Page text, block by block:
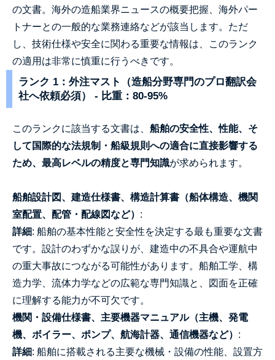
の文書。海外の造船業界ニュースの概要把握、海外パー
トナーとの一般的な業務連絡などが該当します。ただ
し、技術仕様や安全に関わる重要な情報は、このランク
の適用は非常に慎重に行うべきです。
ランク 1：外注マスト（造船分野専門のプロ翻訳会
社へ依頼必須） - 比重：80-95%
このランクに該当する文書は、 船舶の安全性、性能、そ
して国際的な法規制・船級規則への適合に直接影響する
ため、最高レベルの精度と専門知識が求められます。
船舶設計図、建造仕様書、構造計算書（船体構造、機関
室配置、配管・配線図など） :
詳細: 船舶の基本性能と安全性を決定する最も重要な文書
です。設計のわずかな誤りが、建造中の不具合や運航中
の重大事故につながる可能性があります。船舶工学、構
造力学、流体力学などの広範な専門知識と、図面を正確
に理解する能力が不可欠です。
機関・設備仕様書、主要機器マニュアル（主機、発電
機、ボイラー、ポンプ、航海計器、通信機器など） :
詳細: 船舶に搭載される主要な機械・設備の性能、設置方